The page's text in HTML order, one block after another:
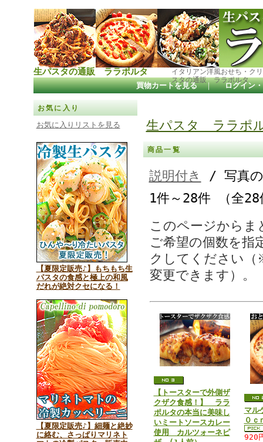
生パスタの通販 ララポルタ
イタリアン洋風おせち・ク
スタの通販 ララポルタ
買物カートを見る ｜ ログイン
お気に入り
お気に入りリストを見る
【夏限定販売♪】もちもち生
パスタの食感と極上の和風
だれが絶対クセになる！
【夏限定販売♪】細麺と絶妙
に絡む、さっぱりマリネト
生パスタ ララポ
商品一覧
説明付き
/ 写真
1件～28件 （全28
このページからま
ご希望の個数を指
クしてください
変更できます）。
【トースターで外側ザ
クザク食感！】 ララ
ポルタの本当に美味し
いミートソースカレー
使用 カルツォーネピ
マル
０ｃ
920